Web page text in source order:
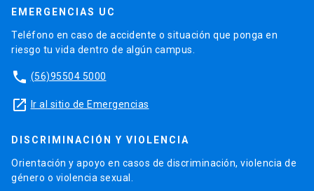
EMERGENCIAS UC
Teléfono en caso de accidente o situación que ponga en
riesgo tu vida dentro de algún campus.
phone (56)95504 5000
launch Ir al sitio de Emergencias
DISCRIMINACIÓN Y VIOLENCIA
Orientación y apoyo en casos de discriminación, violencia de
género o violencia sexual.